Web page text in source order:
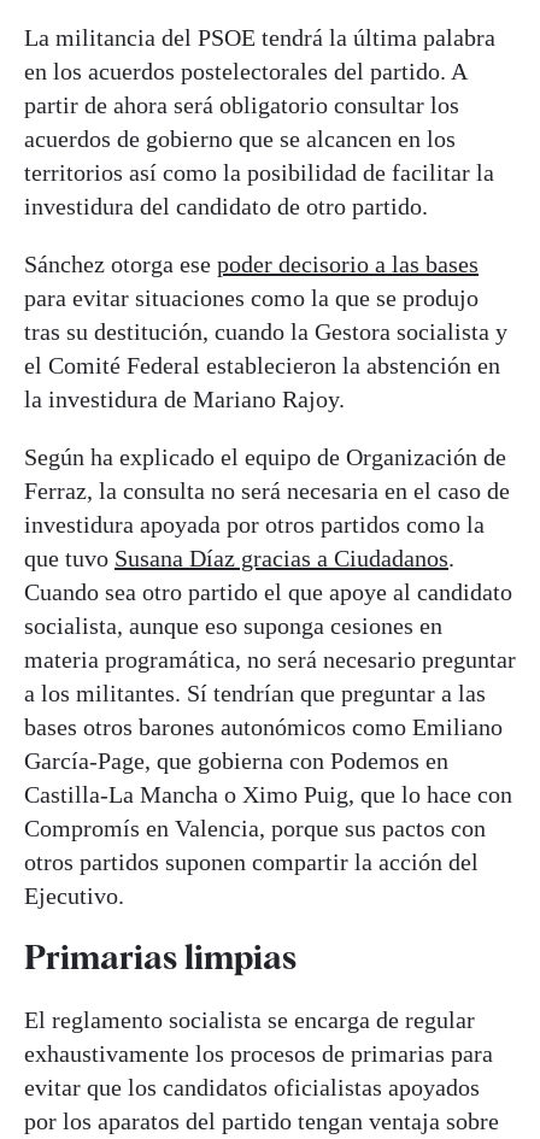
La militancia del PSOE tendrá la última palabra
en los acuerdos postelectorales del partido. A
partir de ahora será obligatorio consultar los
acuerdos de gobierno que se alcancen en los
territorios así como la posibilidad de facilitar la
investidura del candidato de otro partido.
Sánchez otorga ese poder decisorio a las bases
para evitar situaciones como la que se produjo
tras su destitución, cuando la Gestora socialista y
el Comité Federal establecieron la abstención en
la investidura de Mariano Rajoy.
Según ha explicado el equipo de Organización de
Ferraz, la consulta no será necesaria en el caso de
investidura apoyada por otros partidos como la
que tuvo Susana Díaz gracias a Ciudadanos.
Cuando sea otro partido el que apoye al candidato
socialista, aunque eso suponga cesiones en
materia programática, no será necesario preguntar
a los militantes. Sí tendrían que preguntar a las
bases otros barones autonómicos como Emiliano
García-Page, que gobierna con Podemos en
Castilla-La Mancha o Ximo Puig, que lo hace con
Compromís en Valencia, porque sus pactos con
otros partidos suponen compartir la acción del
Ejecutivo.
Primarias limpias
El reglamento socialista se encarga de regular
exhaustivamente los procesos de primarias para
evitar que los candidatos oficialistas apoyados
por los aparatos del partido tengan ventaja sobre